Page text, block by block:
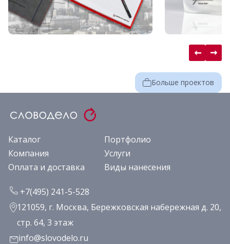
Больше проектов
Каталог
Портфолио
Компания
Услуги
Оплата и доставка
Виды нанесения
+7(495) 241-5-528
121059, г. Москва, Бережковская набережная д. 20,
стр. 64, 3 этаж
info@slovodelo.ru